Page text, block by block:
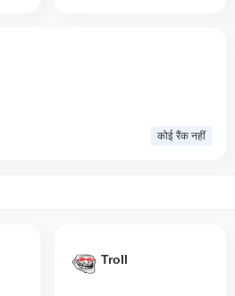
कोई रैंक नहीं
Troll